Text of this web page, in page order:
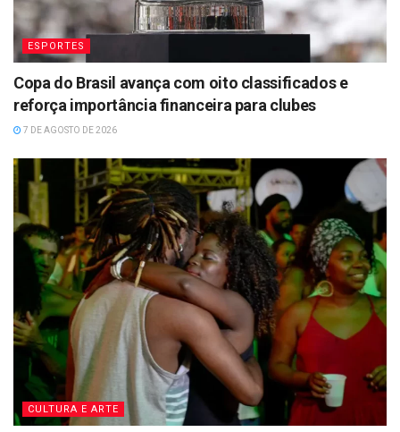
ESPORTES
Copa do Brasil avança com oito classificados e
reforça importância financeira para clubes
7 DE AGOSTO DE 2026
CULTURA E ARTE